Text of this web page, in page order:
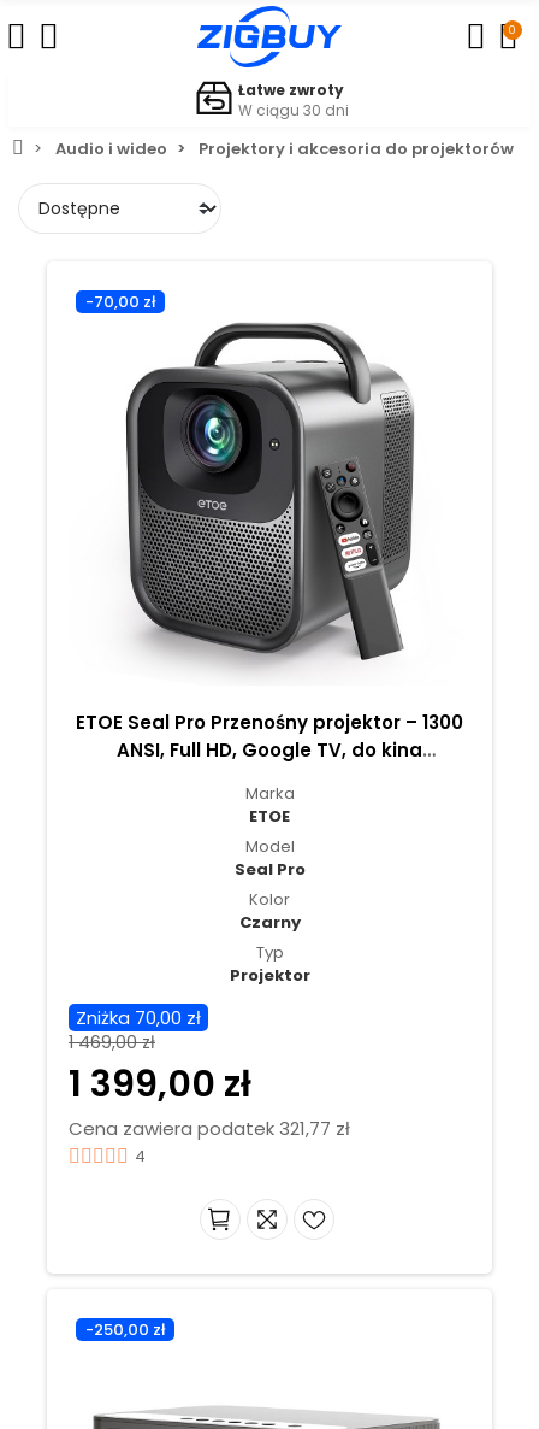
0
Łatwe zwroty
W ciągu 30 dni
Audio i wideo Projektory i akcesoria do projektorów
-70,00 zł
ETOE Seal Pro Przenośny projektor – 1300
ANSI, Full HD, Google TV, do kina
świeżym powietrzu
Marka
ETOE
Model
Seal Pro
Kolor
Czarny
Typ
Projektor
Zniżka 70,00 zł
1 469,00 zł
1 399,00 zł
Cena zawiera podatek 321,77 zł
4
-250,00 zł